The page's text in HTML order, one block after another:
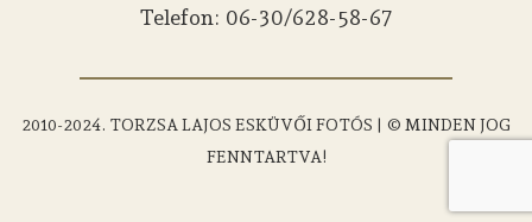
Telefon: 06-30/628-58-67
2010-2024. TORZSA LAJOS ESKÜVŐI FOTÓS | © MINDEN JOG
FENNTARTVA!